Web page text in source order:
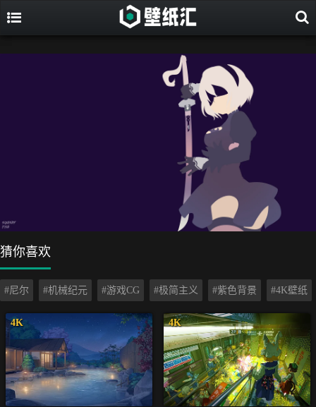
猜你喜欢
#尼尔 #机械纪元 #游戏CG #极简主义 #紫色背景 #4K壁纸
4K 4K